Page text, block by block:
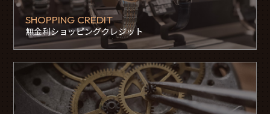
SHOPPING CREDIT
無金利ショッピングクレジット